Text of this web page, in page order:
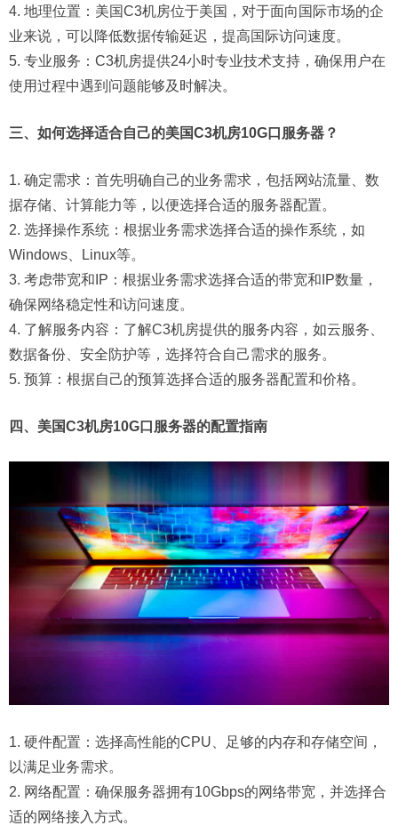
4. 地理位置：美国C3机房位于美国，对于面向国际市场的企
业来说，可以降低数据传输延迟，提高国际访问速度。
5. 专业服务：C3机房提供24小时专业技术支持，确保用户在
使用过程中遇到问题能够及时解决。
三、如何选择适合自己的美国C3机房10G口服务器？
1. 确定需求：首先明确自己的业务需求，包括网站流量、数
据存储、计算能力等，以便选择合适的服务器配置。
2. 选择操作系统：根据业务需求选择合适的操作系统，如
Windows、Linux等。
3. 考虑带宽和IP：根据业务需求选择合适的带宽和IP数量，
确保网络稳定性和访问速度。
4. 了解服务内容：了解C3机房提供的服务内容，如云服务、
数据备份、安全防护等，选择符合自己需求的服务。
5. 预算：根据自己的预算选择合适的服务器配置和价格。
四、美国C3机房10G口服务器的配置指南
1. 硬件配置：选择高性能的CPU、足够的内存和存储空间，
以满足业务需求。
2. 网络配置：确保服务器拥有10Gbps的网络带宽，并选择合
适的网络接入方式。